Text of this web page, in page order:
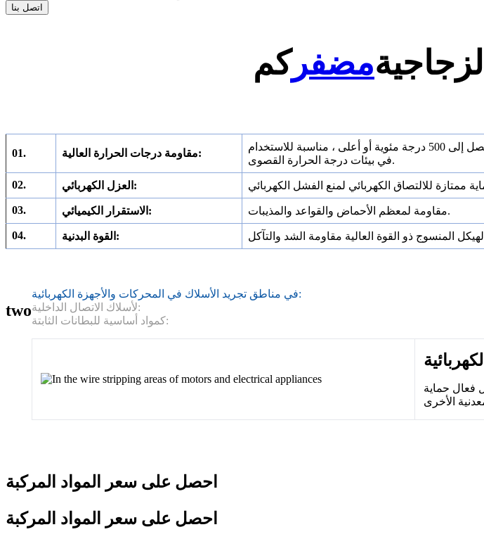
اتصل بنا
مضفركم
01. مقاومة درجات الحرارة العالية:
قادر على تحمل درجات حرارة عالية مستمرة ، عادة ما يصل إلى 500 درجة مئوية أو أعلى ، مناسبة للاستخدام
في بيئات درجة الحرارة القصوى.
02. العزل الكهربائي:
03. الاستقرار الكيميائي: مقاومة لمعظم الأحماض والقواعد والمذيبات.
04. القوة البدنية:
two
في مناطق تجريد الأسلاك في المحركات والأجهزة الكهربائية:
لأسلاك الاتصال الداخلية:
كمواد أساسية للبطانات الثابتة:
فعال حماية
احصل على سعر المواد المركبة
احصل على سعر المواد المركبة